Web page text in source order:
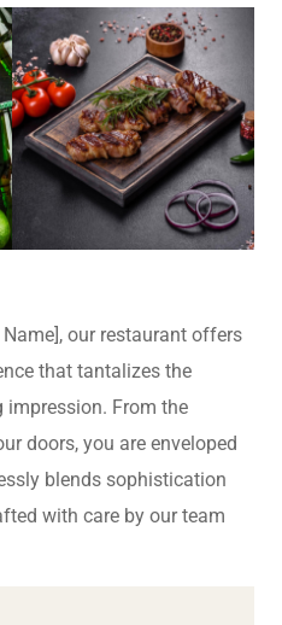
our restaurant offers
that tantalizes the
impression. From the
doors, you are enveloped
blends sophistication
with care by our team